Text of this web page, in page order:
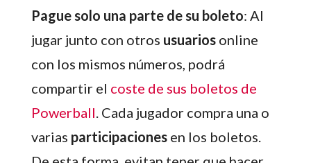
Pague solo una parte de su boleto: Al
jugar junto con otros usuarios online
con los mismos números, podrá
compartir el coste de sus boletos de
Powerball. Cada jugador compra una o
varias participaciones en los boletos.